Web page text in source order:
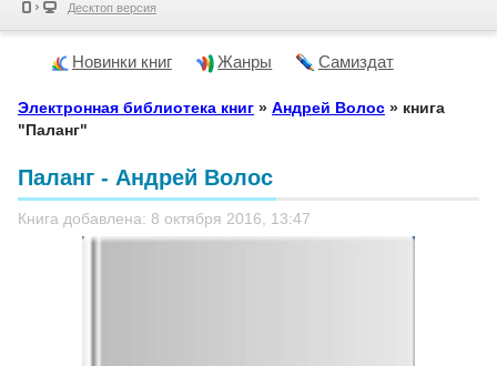
Десктоп версия
Новинки книг Жанры Самиздат
Электронная библиотека книг » Андрей Волос » книга
"Паланг"
Паланг - Андрей Волос
Книга добавлена: 8 октября 2016, 13:47